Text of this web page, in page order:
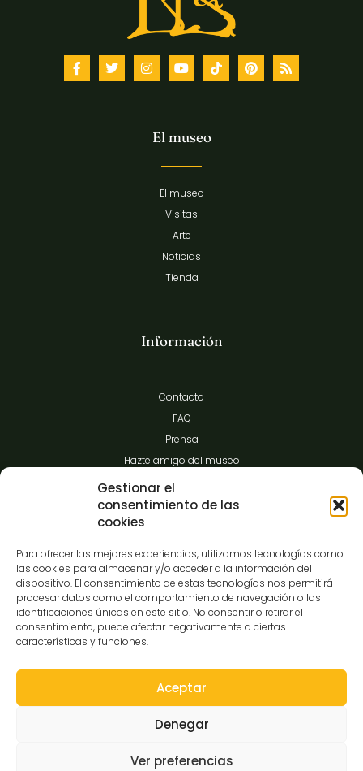
Gestionar el
consentimiento de las
cookies
Para ofrecer las mejores experiencias, utilizamos tecnologías como
las cookies para almacenar y/o acceder a la información del
dispositivo. El consentimiento de estas tecnologías nos permitirá
procesar datos como el comportamiento de navegación o las
identificaciones únicas en este sitio. No consentir o retirar el
consentimiento, puede afectar negativamente a ciertas
características y funciones.
Aceptar
Denegar
Ver preferencias
El museo
El museo
Visitas
Arte
Noticias
Tienda
Información
Contacto
FAQ
Prensa
Hazte amigo del museo
Transparencia
C/Gibraltar,14
37008-Salamanca